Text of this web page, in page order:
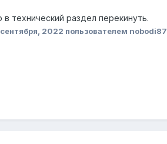
в технический раздел перекинуть.
сентября, 2022 пользователем nobodi87